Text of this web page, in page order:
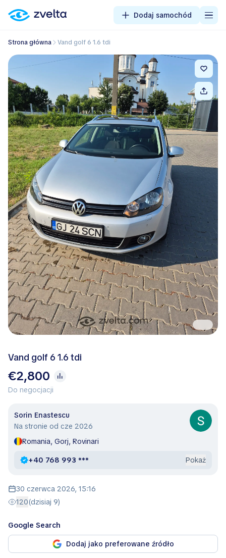
Dodaj samochód
Strona główna Vand golf 6 1.6 tdi
Vand golf 6 1.6 tdi
€2,800
Do negocjacji
Sorin Enastescu
Na stronie od cze 2026
Romania, Gorj, Rovinari
+40 768 993 *** Pokaż
30 czerwca 2026, 15:16
120(dzisiaj 9)
Google Search
Dodaj jako preferowane źródło